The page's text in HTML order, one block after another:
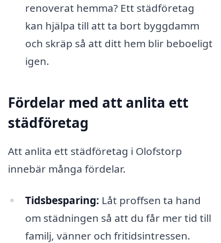
renoverat hemma? Ett städföretag
kan hjälpa till att ta bort byggdamm
och skräp så att ditt hem blir beboeligt
igen.
Fördelar med att anlita ett
städföretag
Att anlita ett städföretag i Olofstorp
innebär många fördelar.
Tidsbesparing: Låt proffsen ta hand
om städningen så att du får mer tid till
familj, vänner och fritidsintressen.